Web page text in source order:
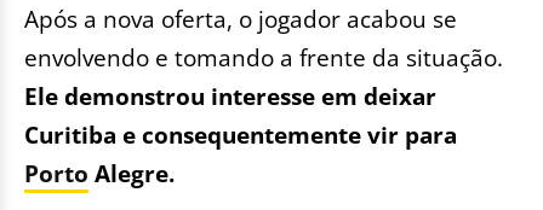
Após a nova oferta, o jogador acabou se
envolvendo e tomando a frente da situação.
Ele demonstrou interesse em deixar
Curitiba e consequentemente vir para
Porto Alegre.